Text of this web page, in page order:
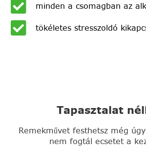
minden a csomagban az
tökéletes stresszoldó
Tapasztalat
Remekművet festhetsz még
nem fogtál ecsetet a